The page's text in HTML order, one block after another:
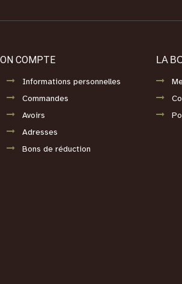
COMPTE
Informations personnelles
Commandes
Avoirs
Adresses
Bons de réduction
LA